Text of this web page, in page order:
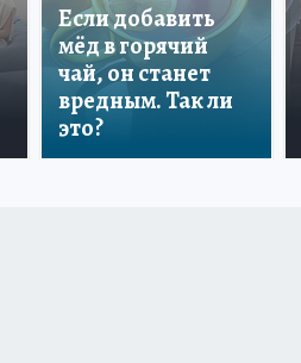
Если добавить
мёд в горячий
чай, он станет
вредным. Так ли
это?